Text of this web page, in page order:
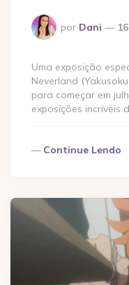
Postado
por
por Dani
Uma exposição
Neverland
para começar em
exposições incríveis
Continue Lendo